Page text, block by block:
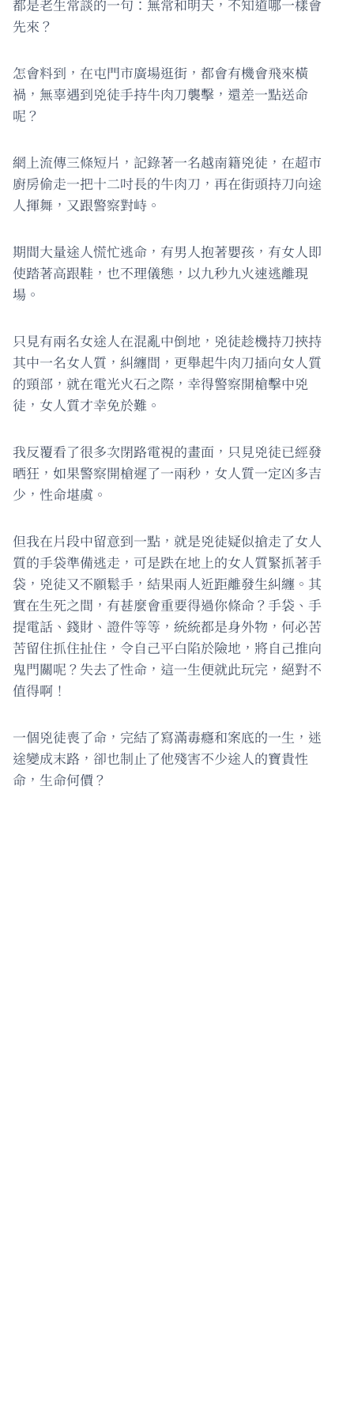
都是老生常談的一句：無常和明天，不知道哪一樣會
先來？
怎會料到，在屯門市廣場逛街，都會有機會飛來橫
禍，無辜遇到兇徒手持牛肉刀襲擊，還差一點送命
呢？
網上流傳三條短片，記錄著一名越南籍兇徒，在超市
廚房偷走一把十二吋長的牛肉刀，再在街頭持刀向途
人揮舞，又跟警察對峙。
期間大量途人慌忙逃命，有男人抱著嬰孩，有女人即
使踏著高跟鞋，也不理儀態，以九秒九火速逃離現
場。
只見有兩名女途人在混亂中倒地，兇徒趁機持刀挾持
其中一名女人質，糾纏間，更舉起牛肉刀插向女人質
的頸部，就在電光火石之際，幸得警察開槍擊中兇
徒，女人質才幸免於難。
我反覆看了很多次閉路電視的畫面，只見兇徒已經發
晒狂，如果警察開槍遲了一兩秒，女人質一定凶多吉
少，性命堪虞。
但我在片段中留意到一點，就是兇徒疑似搶走了女人
質的手袋準備逃走，可是跌在地上的女人質緊抓著手
袋，兇徒又不願鬆手，結果兩人近距離發生糾纏。其
實在生死之間，有甚麼會重要得過你條命？手袋、手
提電話、錢財、證件等等，統統都是身外物，何必苦
苦留住抓住扯住，令自己平白陷於險地，將自己推向
鬼門關呢？失去了性命，這一生便就此玩完，絕對不
值得啊！
一個兇徒喪了命，完結了寫滿毒癮和案底的一生，迷
途變成末路，卻也制止了他殘害不少途人的寶貴性
命，生命何價？